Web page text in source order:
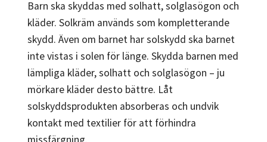
Barn ska skyddas med solhatt, solglasögon och
kläder. Solkräm används som kompletterande
skydd. Även om barnet har solskydd ska barnet
inte vistas i solen för länge. Skydda barnen med
lämpliga kläder, solhatt och solglasögon – ju
mörkare kläder desto bättre. Låt
solskyddsprodukten absorberas och undvik
kontakt med textilier för att förhindra